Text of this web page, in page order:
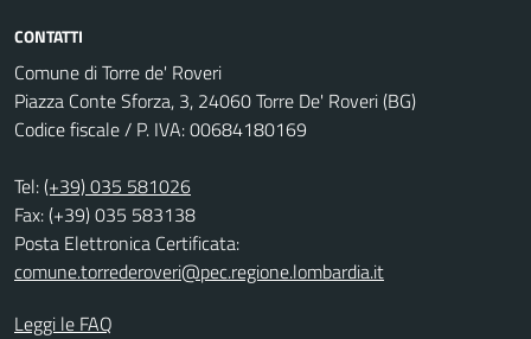
CONTATTI
Comune di Torre de' Roveri
Piazza Conte Sforza, 3, 24060 Torre De' Roveri (BG)
Codice fiscale / P. IVA: 00684180169
Tel:(+39) 035 581026
Fax: (+39) 035 583138
Posta Elettronica Certificata:
comune.torrederoveri@pec.regione.lombardia.it
Leggi le FAQ